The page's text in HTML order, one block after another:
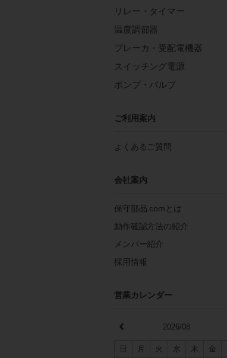
リレー・タイマー
温度調節器
ブレーカ・受配電機器
スイッチング電源
ポンプ・バルブ
ご利用案内
よくあるご質問
会社案内
保守部品.comとは
動作確認方法の紹介
メンバー紹介
採用情報
営業カレンダー
2026/08
日 月 火 水 木 金